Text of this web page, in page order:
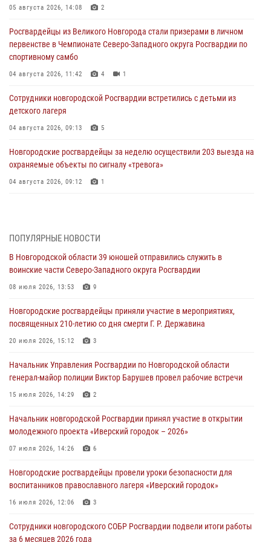
05 августа 2026, 14:08 2
Росгвардейцы из Великого Новгорода стали призерами в личном
первенстве в Чемпионате Северо-Западного округа Росгвардии по
спортивному самбо
04 августа 2026, 11:42 4 1
Сотрудники новгородской Росгвардии встретились с детьми из
детского лагеря
04 августа 2026, 09:13 5
Новгородские росгвардейцы за неделю осуществили 203 выезда на
охраняемые объекты по сигналу «тревога»
04 августа 2026, 09:12 1
В Великом Новгороде сотрудники центра лицензионно-
разрешительной работы Росгвардии провели телефонную «горячую
30 июля 2026, 14:36 1
Новгородские росгвардейцы рассказали о службе детям из летнего
30 июля 2026, 08:40 5
Новгородские росгвардейцы задержали мужчину
Телесюжет в программе "Новгородское областное телевидение.
Новости часа." от 29 июля 2026 года. Новгородские призывники
29 июля 2026, 12:54 1
ПОПУЛЯРНЫЕ НОВОСТИ
В Новгородской области 39 юношей отправились служить в
воинские части Северо-Западного округа Росгвардии
08 июля 2026, 13:53 9
Новгородские росгвардейцы приняли участие в мероприятиях,
посвященных 210-летию со дня смерти Г. Р. Державина
20 июля 2026, 15:12 3
Начальник Управления Росгвардии по Новгородской области
генерал-майор полиции Виктор Барушев провел рабочие встречи
15 июля 2026, 14:29 2
Начальник новгородской Росгвардии принял участие в открытии
молодежного проекта «Иверский городок – 2026»
07 июля 2026, 14:26 6
Новгородские росгвардейцы провели уроки безопасности для
воспитанников православного лагеря «Иверский городок»
16 июля 2026, 12:06 3
Сотрудники новгородского СОБР Росгвардии подвели итоги работы
за 6 месяцев 2026 года